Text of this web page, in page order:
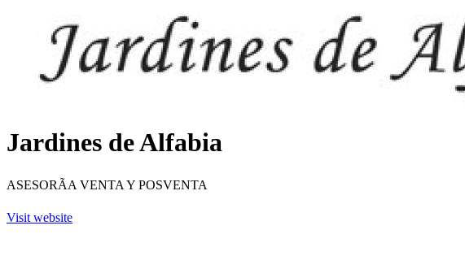
Jardines de Alfabia
ASESORÃA VENTA Y POSVENTA
Visit website